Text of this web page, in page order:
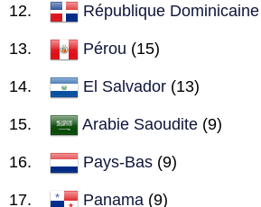
République Dominicaine
Pérou (15)
El Salvador (13)
Arabie Saoudite (9)
Pays-Bas (9)
Panama (9)